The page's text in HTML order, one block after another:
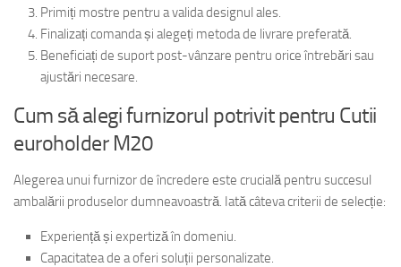
Primiți mostre pentru a valida designul ales.
Finalizați comanda și alegeți metoda de livrare preferată.
Beneficiați de suport post-vânzare pentru orice întrebări sau
ajustări necesare.
Cum să alegi furnizorul potrivit pentru Cutii
euroholder M20
Alegerea unui furnizor de încredere este crucială pentru succesul
ambalării produselor dumneavoastră. Iată câteva criterii de selecție:
Experiență și expertiză în domeniu.
Capacitatea de a oferi soluții personalizate.